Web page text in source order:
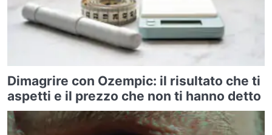
Dimagrire con Ozempic: il risultato che ti
aspetti e il prezzo che non ti hanno detto